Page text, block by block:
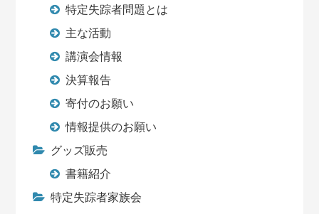
特定失踪者問題とは
主な活動
講演会情報
決算報告
寄付のお願い
情報提供のお願い
グッズ販売
書籍紹介
特定失踪者家族会